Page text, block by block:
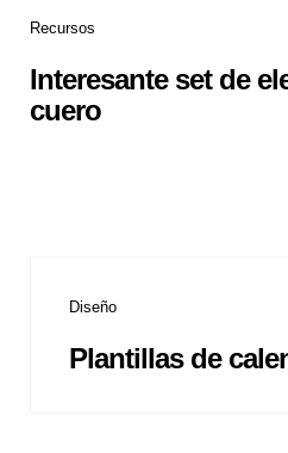
Recursos
Interesante set de
cuero
Diseño
Plantillas de